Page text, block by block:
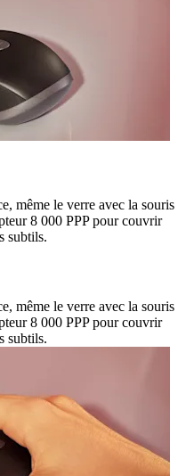
même le verre avec la souris
8 000 PPP pour couvrir
subtils.
même le verre avec la souris
8 000 PPP pour couvrir
subtils.